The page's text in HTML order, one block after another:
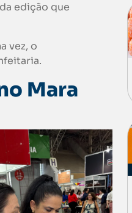
edição que
vez, o
Mara